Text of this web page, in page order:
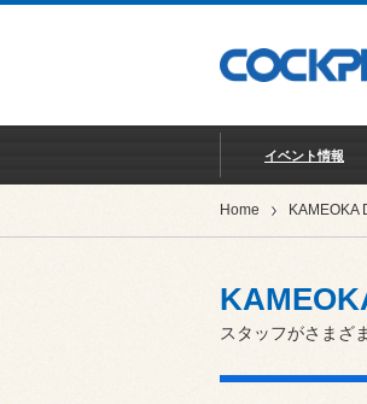
イベント情報
Home
スタッフがさまざ